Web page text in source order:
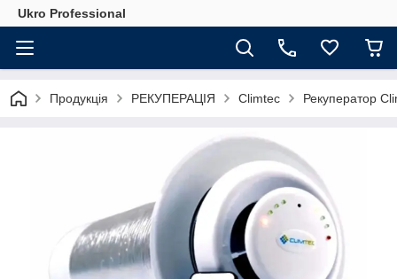
Ukro Professional
Продукція РЕКУПЕРАЦІЯ Climtec Рекуператор